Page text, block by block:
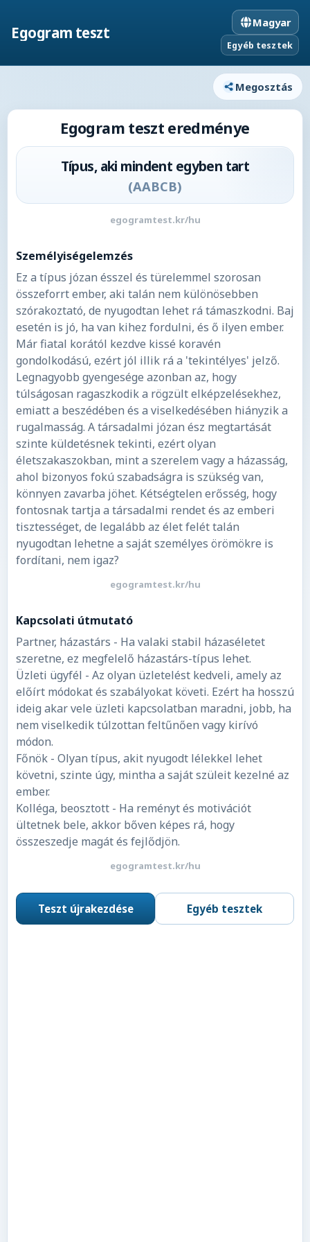
Egogram teszt
Magyar
Egyéb tesztek
Megosztás
Egogram teszt eredménye
Típus, aki mindent egyben tart
(AABCB)
egogramtest.kr/hu
Személyiségelemzés
Ez a típus józan ésszel és türelemmel szorosan
összeforrt ember, aki talán nem különösebben
szórakoztató, de nyugodtan lehet rá támaszkodni. Baj
esetén is jó, ha van kihez fordulni, és ő ilyen ember.
Már fiatal korától kezdve kissé koravén
gondolkodású, ezért jól illik rá a 'tekintélyes' jelző.
Legnagyobb gyengesége azonban az, hogy
túlságosan ragaszkodik a rögzült elképzelésekhez,
emiatt a beszédében és a viselkedésében hiányzik a
rugalmasság. A társadalmi józan ész megtartását
szinte küldetésnek tekinti, ezért olyan
életszakaszokban, mint a szerelem vagy a házasság,
ahol bizonyos fokú szabadságra is szükség van,
könnyen zavarba jöhet. Kétségtelen erősség, hogy
fontosnak tartja a társadalmi rendet és az emberi
tisztességet, de legalább az élet felét talán
nyugodtan lehetne a saját személyes örömökre is
fordítani, nem igaz?
egogramtest.kr/hu
Kapcsolati útmutató
Partner, házastárs - Ha valaki stabil házaséletet
szeretne, ez megfelelő házastárs-típus lehet.
Üzleti ügyfél - Az olyan üzletelést kedveli, amely az
előírt módokat és szabályokat követi. Ezért ha hosszú
ideig akar vele üzleti kapcsolatban maradni, jobb, ha
nem viselkedik túlzottan feltűnően vagy kirívó
módon.
Főnök - Olyan típus, akit nyugodt lélekkel lehet
követni, szinte úgy, mintha a saját szüleit kezelné az
ember.
Kolléga, beosztott - Ha reményt és motivációt
ültetnek bele, akkor bőven képes rá, hogy
összeszedje magát és fejlődjön.
egogramtest.kr/hu
Teszt újrakezdése Egyéb tesztek